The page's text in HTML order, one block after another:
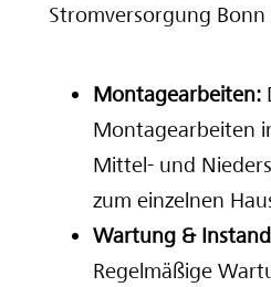
Stromversorgung
Montagearbeiten:
Montagearbeiten
Mittel- und
zum einzelnen
Wartung &
Regelmäßige